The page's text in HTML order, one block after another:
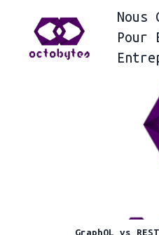
Nous
Pour
GraphQL vs